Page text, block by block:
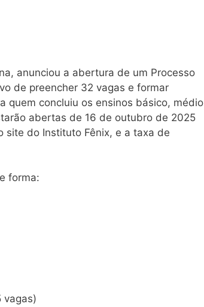
anunciou a abertura de um Processo
de preencher 32 vagas e formar
quem concluiu os ensinos básico, médio
abertas de 16 de outubro de 2025
site do Instituto Fênix, e a taxa de
forma:
vagas)